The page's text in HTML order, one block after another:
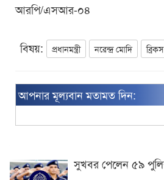
আরপি/এসআর-০৪
বিষয়: প্রধানমন্ত্রী নরেন্দ্র মোদি
আপনার মূল্যবান মতামত দিন:
সুখবর পেলেন ৫৯